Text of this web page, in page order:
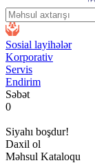
Sosial layihələr
Korporativ
Servis
Endirim
Səbət
0
Siyahı boşdur!
Daxil ol
Məhsul Kataloqu